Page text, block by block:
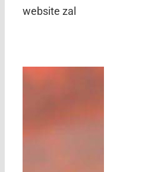
website zal